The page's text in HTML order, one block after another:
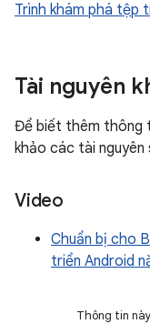
Trình khám phá tệp
Tài nguyên
Để biết thêm thông
khảo các tài nguyên
Video
Chuẩn bị cho
triển Android
Thông tin